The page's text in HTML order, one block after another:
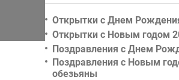
Скажем войне "Нет"
Открытки с Днем
Открытки с Новым годом
Поздравления с Днем
Поздравления с Новым
обезьяны